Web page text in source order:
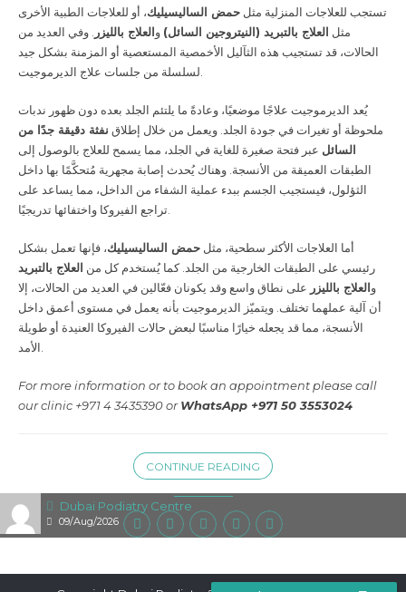
Dubai Podiatry Centre
09/Aug/2026
تستجب للعلاجات المنزلية مثل حمض الساليسيليك، أو للعلاجات الطبية الأخرى
مثل العلاج بالتبريد (النيتروجين السائل) والعلاج بالليزر
. وفي العديد من
الحالات، قد تستجيب هذه الثآليل الأخمصية المستعصية أو المزمنة بشكل جيد
يُعد الديرموجيت علاجًا موضعيًا، وعادةً ما يلتئم الجلد بعده دون ظهور ندبات
ملحوظة أو تغيرات في جودة الجلد. ويعمل من خلال إطلاق نفثة دقيقة جدًا من
السائل عبر فتحة صغيرة للغاية في الجلد، مما يسمح للعلاج بالوصول إلى
الطبقات العميقة من الأنسجة. وهناك يُحدث إصابة مجهرية مُتحكَّمًا بها داخل
الثؤلول، فيستجيب الجسم ببدء عملية الشفاء من الداخل، مما يساعد على
أما العلاجات الأكثر سطحية، مثل حمض الساليسيليك، فإنها تعمل بشكل
رئيسي على الطبقات الخارجية من الجلد. كما يُستخدم كل من العلاج بالتبريد
والعلاج بالليزر على نطاق واسع وقد يكونان فعّالين في العديد من الحالات، إلا
أن آلية عملهما تختلف. ويتميّز الديرموجيت بأنه يعمل في مستوى أعمق داخل
الأنسجة، مما قد يجعله خيارًا مناسبًا لبعض حالات الفيروكا العنيدة أو طويلة
For more information or to book an appointment please call
our clinic +971 4 3435390 orWhatsApp +971 50 3553024
CONTINUE READING